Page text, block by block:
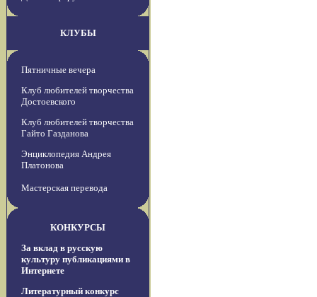
КЛУБЫ
Пятничные вечера
Клуб любителей творчества
Достоевского
Клуб любителей творчества
Гайто Газданова
Энциклопедия Андрея
Платонова
Мастерская перевода
КОНКУРСЫ
За вклад в русскую
культуру публикациями в
Интернете
Литературный конкурс